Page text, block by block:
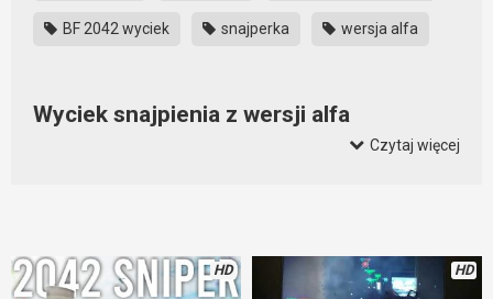
BF 2042 wyciek snajperka wersja alfa
Wyciek snajpienia z wersji alfa
wersja alfa i tak naprawdę jeszcze wiele może się zmienić. Na
razie wygląda całkiem przyjemnie i jeśli poprawią największe
Czytaj więcej
HD HD